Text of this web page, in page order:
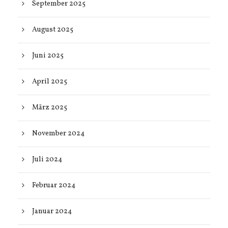
September 2025
August 2025
Juni 2025
April 2025
März 2025
November 2024
Juli 2024
Februar 2024
Januar 2024